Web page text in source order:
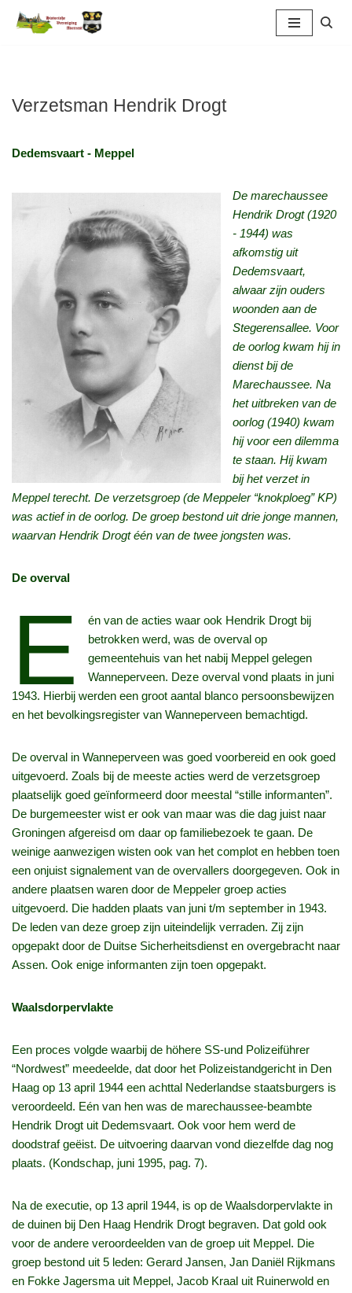
inhoud
Verzetsman Hendrik Drogt
Dedemsvaart ‑ Meppel
De marechaussee
Hendrik Drogt (1920
‑ 1944) was
afkomstig uit
Dedemsvaart,
alwaar zijn ouders
woonden aan de
Stegerensallee. Voor
de oorlog kwam hij in
dienst bij de
Marechaussee. Na
het uitbreken van de
oorlog (1940) kwam
hij voor een dilemma
te staan. Hij kwam
bij het verzet in
Meppel terecht. De verzetsgroep (de Meppeler “knokploeg” KP)
was actief in de oorlog. De groep bestond uit drie jonge mannen,
waarvan Hendrik Drogt één van de twee jongsten was.
De overval
E
én van de acties waar ook Hendrik Drogt bij
betrokken werd, was de overval op
gemeentehuis van het nabij Meppel gelegen
Wanneperveen. Deze overval vond plaats in juni
1943. Hierbij werden een groot aantal blanco persoonsbewijzen
en het bevolkingsregister van Wanneperveen bemachtigd.
De overval in Wanneperveen was goed voorbereid en ook goed
uitgevoerd. Zoals bij de meeste acties werd de verzetsgroep
plaatselijk goed geïnformeerd door meestal “stille informanten”.
De burgemeester wist er ook van maar was die dag juist naar
Groningen afgereisd om daar op familiebezoek te gaan. De
weinige aanwezigen wisten ook van het complot en hebben toen
een onjuist signalement van de overvallers doorgegeven. Ook in
andere plaatsen waren door de Meppeler groep acties
uitgevoerd. Die hadden plaats van juni t/m september in 1943.
De leden van deze groep zijn uiteindelijk verraden. Zij zijn
opgepakt door de Duitse Sicherheitsdienst en overgebracht naar
Assen. Ook enige informanten zijn toen opgepakt.
Waalsdorpervlakte
Een proces volgde waarbij de höhere SS‑und Polizeiführer
“Nordwest” meedeelde, dat door het Polizeistandgericht in Den
Haag op 13 april 1944 een achttal Nederlandse staatsburgers is
veroordeeld. Eén van hen was de marechaussee‑beambte
Hendrik Drogt uit Dedemsvaart. Ook voor hem werd de
doodstraf geëist. De uitvoering daarvan vond diezelfde dag nog
plaats. (Kondschap, juni 1995, pag. 7).
Na de executie, op 13 april 1944, is op de Waalsdorpervlakte in
de duinen bij Den Haag Hendrik Drogt begraven. Dat gold ook
voor de andere veroordeelden van de groep uit Meppel. Die
groep bestond uit 5 leden: Gerard Jansen, Jan Daniël Rijkmans
en Fokke Jagersma uit Meppel, Jacob Kraal uit Ruinerwold en